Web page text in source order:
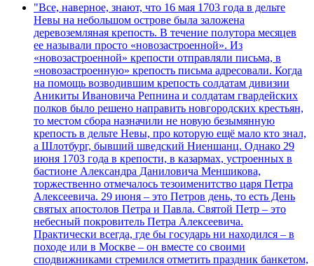
"Все, наверное, знают, что 16 мая 1703 года в дельте
Невы на небольшом острове была заложена
деревоземляная крепость. В течение полутора месяцев
ее называли просто «новозастроенной». Из
«новозастроенной» крепости отправляли письма, в
«новозастроенную» крепость письма адресовали. Когда
на помощь возводившим крепость солдатам дивизии
Аникиты Ивановича Репнина и солдатам гвардейских
полков было решено направить новгородских крестьян,
то местом сбора назначили не новую безымянную
крепость в дельте Невы, про которую ещё мало кто знал,
а Шлотбург, бывший шведский Ниеншанц. Однако 29
июня 1703 года в крепости, в казармах, устроенных в
бастионе Александра Даниловича Меншикова,
торжественно отмечалось тезоименитство царя Петра
Алексеевича. 29 июня – это Петров день, то есть День
святых апостолов Петра и Павла. Святой Петр – это
небесный покровитель Петра Алексеевича.
Практически всегда, где бы государь ни находился – в
походе или в Москве – он вместе со своими
сподвижниками стремился отметить праздник банкетом,